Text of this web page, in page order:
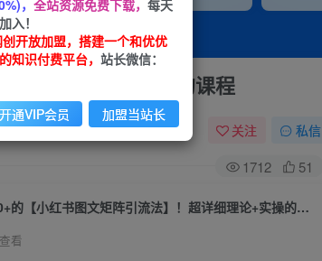
超详细理论+实操的课程
关注 私信
1712 51
（6581期）新手也能日引50+的【小红书图文矩阵引流法】！超详细理论+实操的课程
看
， 全站资源免费下载， 每天
入！
开放加盟，搭建一个和优优
知识付费平台， 站长微信：
开通VIP会员 加盟当站长